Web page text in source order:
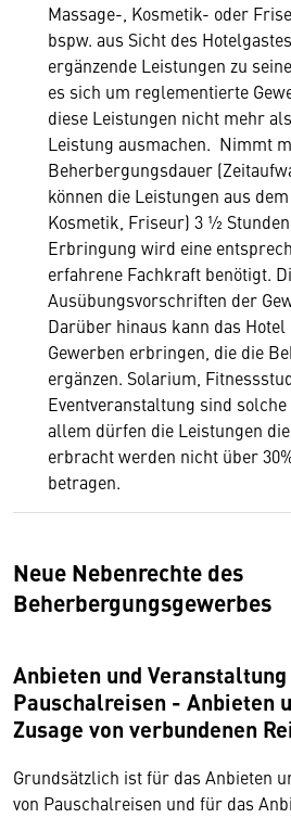
Massage-, Kosmetik- oder
bspw. aus Sicht des
ergänzende Leistungen zu
es sich um reglementierte
diese Leistungen nicht mehr
Leistung ausmachen. Nimmt
Beherbergungsdauer
können die Leistungen aus
Kosmetik, Friseur) 3 ½
Erbringung wird eine
erfahrene Fachkraft benötigt.
Ausübungsvorschriften der
Darüber hinaus kann das
Gewerben erbringen, die die
ergänzen. Solarium,
Eventveranstaltung sind
allem dürfen die Leistungen
erbracht werden nicht über
betragen.
Neue Nebenrechte des
Beherbergungsgewerbes
Anbieten und
Pauschalreisen - Anbieten
Zusage von verbundenen
Grundsätzlich ist für das Anbieten
von Pauschalreisen und für das